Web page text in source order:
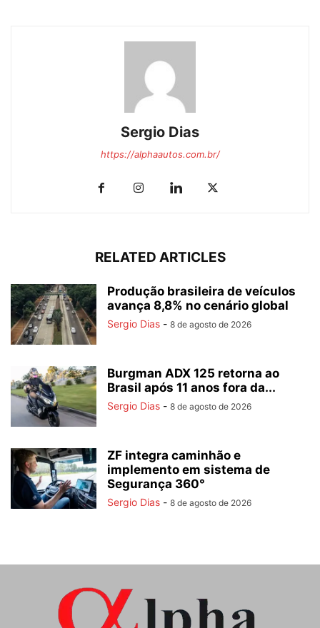
Sergio Dias
https://alphaautos.com.br/
RELATED ARTICLES
Produção brasileira de veículos
avança 8,8% no cenário global
Sergio Dias - 8 de agosto de 2026
Burgman ADX 125 retorna ao
Brasil após 11 anos fora da...
Sergio Dias - 8 de agosto de 2026
ZF integra caminhão e
implemento em sistema de
Segurança 360°
Sergio Dias - 8 de agosto de 2026